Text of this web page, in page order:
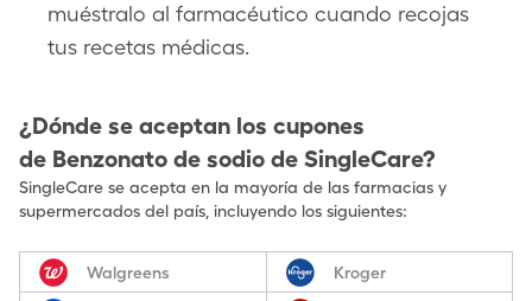
muéstralo al farmacéutico cuando recojas
tus recetas médicas.
¿Dónde se aceptan los cupones
de Benzonato de sodio de SingleCare?
SingleCare se acepta en la mayoría de las farmacias y
supermercados del país, incluyendo los siguientes:
Walgreens Kroger